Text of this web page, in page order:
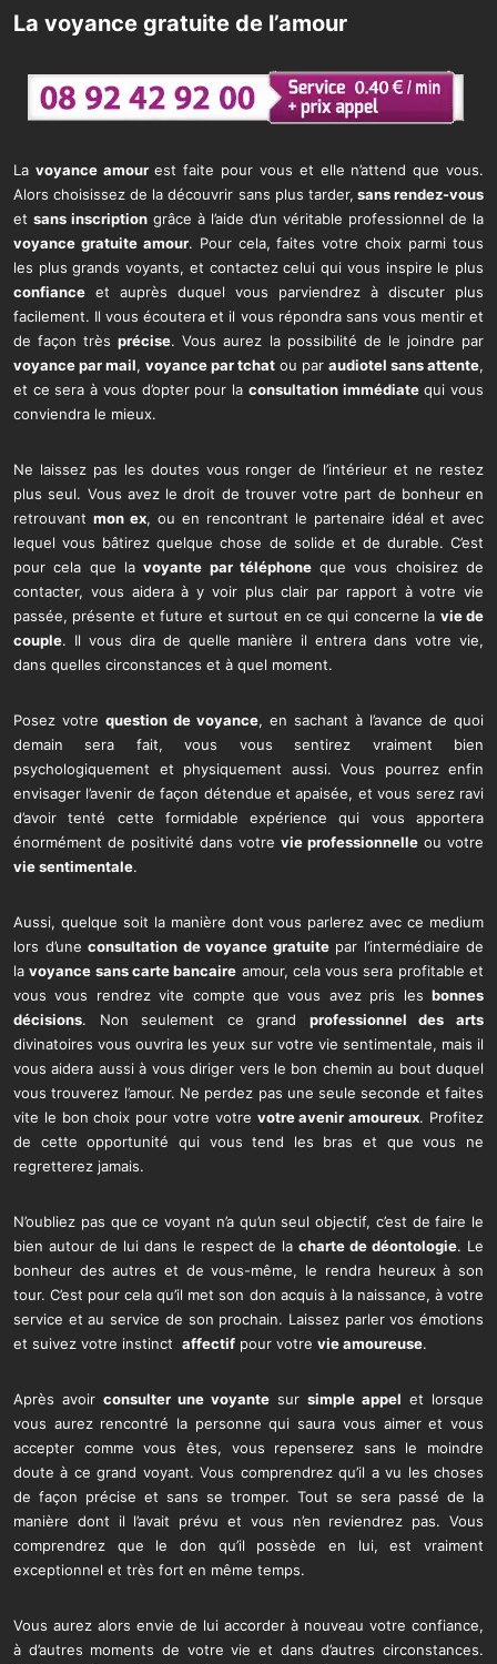
La voyance gratuite de l’amour
La voyance amourest faite pour vous et elle n’attend que vous.
Alors choisissez de la découvrir sans plus tarder, sans rendez-vous
et sans inscription grâce à l’aide d’un véritable professionnel de la
voyance gratuite amour. Pour cela, faites votre choix parmi tous
les plus grands voyants, et contactez celui qui vous inspire le plus
confiance et auprès duquel vous parviendrez à discuter plus
facilement. Il vous écoutera et il vous répondra sans vous mentir et
de façon trèsprécise. Vous aurez la possibilité de le joindre par
voyance par mail, voyance par tchat ou par audiotel sans attente,
et ce sera à vous d’opter pour la consultation immédiatequi vous
conviendra le mieux.
Ne laissez pas les doutes vous ronger de l’intérieur et ne restez
plus seul. Vous avez le droit de trouver votre part de bonheur en
retrouvant mon ex, ou en rencontrant le partenaire idéal et avec
lequel vous bâtirez quelque chose de solide et de durable. C’est
pour cela que lavoyante par téléphoneque vous choisirez de
contacter, vous aidera à y voir plus clair par rapport à votre vie
passée, présente et future et surtout en ce qui concerne la vie de
couple. Il vous dira de quelle manière il entrera dans votre vie,
dans quelles circonstances et à quel moment.
Posez votre question de voyance, en sachant à l’avance de quoi
demain sera fait, vous vous sentirez vraiment bien
psychologiquement et physiquement aussi. Vous pourrez enfin
envisager l’avenir de façon détendue et apaisée, et vous serez ravi
d’avoir tenté cette formidable expérience qui vous apportera
énormément de positivité dans votre vie professionnelle ou votre
vie sentimentale.
Aussi, quelque soit la manière dont vous parlerez avec ce medium
lors d’une consultation de voyance gratuitepar l’intermédiaire de
lavoyance sans carte bancaire amour, cela vous sera profitable et
vous vous rendrez vite compte que vous avez pris les bonnes
décisions. Non seulement ce grand professionnel des arts
divinatoires vous ouvrira les yeux sur votre vie sentimentale, mais il
vous aidera aussi à vous diriger vers le bon chemin au bout duquel
vous trouverez l’amour. Ne perdez pas une seule seconde et faites
vite le bon choix pour votre votre votre avenir amoureux. Profitez
de cette opportunité qui vous tend les bras et que vous ne
regretterez jamais.
N’oubliez pas que ce voyant n’a qu’un seul objectif, c’est de faire le
bien autour de lui dans le respect de lacharte de déontologie. Le
bonheur des autres et de vous-même, le rendra heureux à son
tour. C’est pour cela qu’il met son don acquis à la naissance, à votre
service et au service de son prochain. Laissez parler vos émotions
et suivez votre instinct affectif pour votre vie amoureuse.
Après avoir consulter une voyante sur simple appel et lorsque
vous aurez rencontré la personne qui saura vous aimer et vous
accepter comme vous êtes, vous repenserez sans le moindre
doute à ce grand voyant. Vous comprendrez qu’il a vu les choses
de façon précise et sans se tromper. Tout se sera passé de la
manière dont il l’avait prévu et vous n’en reviendrez pas. Vous
comprendrez que le don qu’il possède en lui, est vraiment
exceptionnel et très fort en même temps.
Vous aurez alors envie de lui accorder à nouveau votre confiance,
à d’autres moments de votre vie et dans d’autres circonstances.